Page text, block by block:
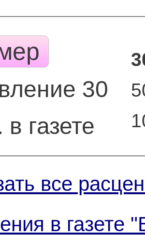
30
газете
все
в газете